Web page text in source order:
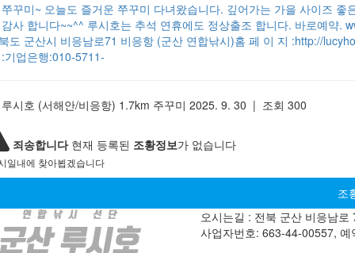
꾸미~ 오늘도 즐거운 쭈꾸미 다녀왔습니다. 깊어가는 가을 사이즈
사 합니다~~^^ 루시호는 추석 연휴에도 정상출조 합니다. 바로예약.
도 군산시 비응남로71 비응항 (군산 연합낚시)홈 페 이 지 :http://
기업은행:010-5711-
시호 (서해안/비응항) 1.7km 주꾸미 2025. 9. 30 | 조회 300
죄송합니다현재 등록된 조황정보가 없습니다
일내에 찾아뵙겠습니다
조
오시는길 : 전북 군산 비응남로
사업자번호: 663-44-00557,